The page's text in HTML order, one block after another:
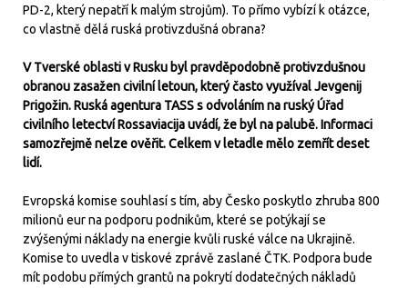
PD-2, který nepatří k malým strojům). To přímo vybízí k otázce,
co vlastně dělá ruská protivzdušná obrana?
V Tverské oblasti v Rusku byl pravděpodobně protivzdušnou
obranou zasažen civilní letoun, který často využíval Jevgenij
Prigožin. Ruská agentura TASS s odvoláním na ruský Úřad
civilního letectví Rossaviacija uvádí, že byl na palubě. Informaci
samozřejmě nelze ověřit. Celkem v letadle mělo zemřít deset
lidí.
Evropská komise souhlasí s tím, aby Česko poskytlo zhruba 800
milionů eur na podporu podnikům, které se potýkají se
zvýšenými náklady na energie kvůli ruské válce na Ukrajině.
Komise to uvedla v tiskové zprávě zaslané ČTK. Podpora bude
mít podobu přímých grantů na pokrytí dodatečných nákladů